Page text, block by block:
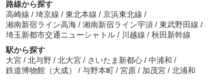
路線から探す
高崎線 / 埼京線 / 東北本線 / 京浜東北線 /
湘南新宿ライン高海 / 湘南新宿ライン宇須 / 東武野田線 /
埼玉新都市交通ニューシャトル / 川越線 / 秋田新幹線
駅から探す
大宮 / 北与野 / 北大宮 / さいたま新都心 / 中浦和 /
鉄道博物館（大成）
/ 与野本町 / 宮原 / 加茂宮 / 北浦和